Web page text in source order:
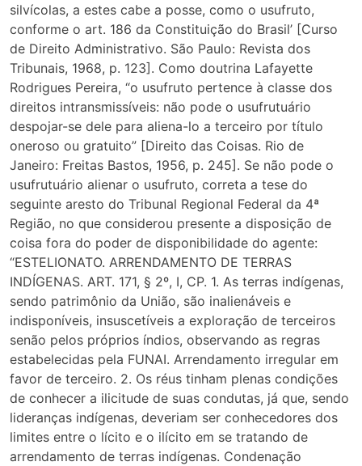
silvícolas, a estes cabe a posse, como o usufruto,
conforme o art. 186 da Constituição do Brasil’ [Curso
de Direito Administrativo. São Paulo: Revista dos
Tribunais, 1968, p. 123]. Como doutrina Lafayette
Rodrigues Pereira, “o usufruto pertence à classe dos
direitos intransmissíveis: não pode o usufrutuário
despojar-se dele para aliena-lo a terceiro por título
oneroso ou gratuito” [Direito das Coisas. Rio de
Janeiro: Freitas Bastos, 1956, p. 245]. Se não pode o
usufrutuário alienar o usufruto, correta a tese do
seguinte aresto do Tribunal Regional Federal da 4ª
Região, no que considerou presente a disposição de
coisa fora do poder de disponibilidade do agente:
“ESTELIONATO. ARRENDAMENTO DE TERRAS
INDÍGENAS. ART. 171, § 2º, I, CP. 1. As terras indígenas,
sendo patrimônio da União, são inalienáveis e
indisponíveis, insuscetíveis a exploração de terceiros
senão pelos próprios índios, observando as regras
estabelecidas pela FUNAI. Arrendamento irregular em
favor de terceiro. 2. Os réus tinham plenas condições
de conhecer a ilicitude de suas condutas, já que, sendo
lideranças indígenas, deveriam ser conhecedores dos
limites entre o lícito e o ilícito em se tratando de
arrendamento de terras indígenas. Condenação